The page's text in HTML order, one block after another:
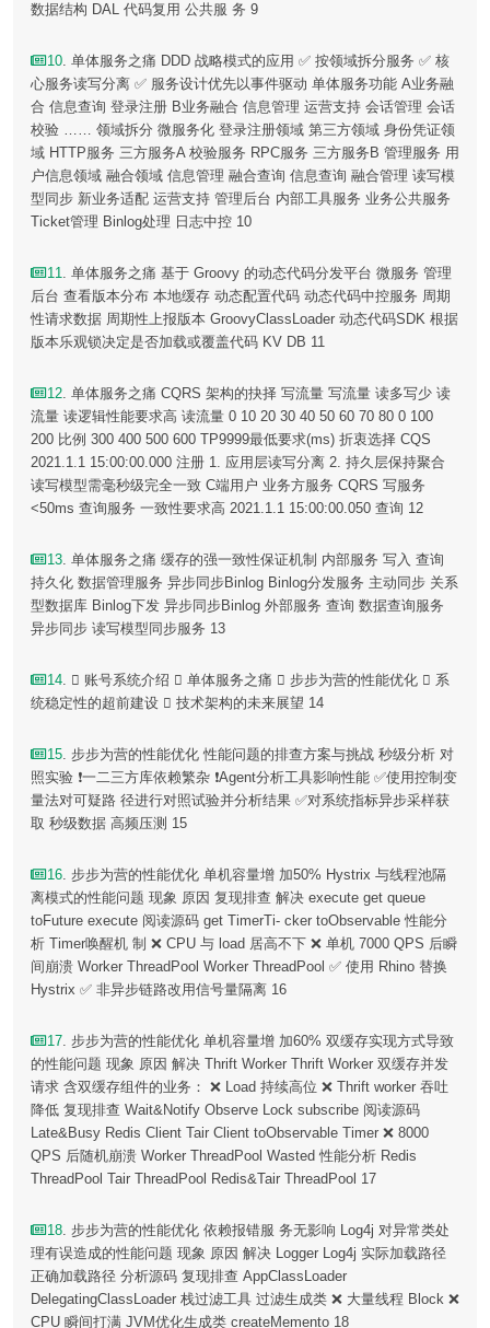
数据结构 DAL 代码复用 公共服 务 9
10. 单体服务之痛 DDD 战略模式的应用 ✅ 按领域拆分服务 ✅ 核
心服务读写分离 ✅ 服务设计优先以事件驱动 单体服务功能 A业务融
合 信息查询 登录注册 B业务融合 信息管理 运营支持 会话管理 会话
校验 …… 领域拆分 微服务化 登录注册领域 第三方领域 身份凭证领
域 HTTP服务 三方服务A 校验服务 RPC服务 三方服务B 管理服务 用
户信息领域 融合领域 信息管理 融合查询 信息查询 融合管理 读写模
型同步 新业务适配 运营支持 管理后台 内部工具服务 业务公共服务
Ticket管理 Binlog处理 日志中控 10
11. 单体服务之痛 基于 Groovy 的动态代码分发平台 微服务 管理
后台 查看版本分布 本地缓存 动态配置代码 动态代码中控服务 周期
性请求数据 周期性上报版本 GroovyClassLoader 动态代码SDK 根据
版本乐观锁决定是否加载或覆盖代码 KV DB 11
12. 单体服务之痛 CQRS 架构的抉择 写流量 写流量 读多写少 读
流量 读逻辑性能要求高 读流量 0 10 20 30 40 50 60 70 80 0 100
200 比例 300 400 500 600 TP9999最低要求(ms) 折衷选择 CQS
2021.1.1 15:00:00.000 注册 1. 应用层读写分离 2. 持久层保持聚合
读写模型需毫秒级完全一致 C端用户 业务方服务 CQRS 写服务
<50ms 查询服务 一致性要求高 2021.1.1 15:00:00.050 查询 12
13. 单体服务之痛 缓存的强一致性保证机制 内部服务 写入 查询
持久化 数据管理服务 异步同步Binlog Binlog分发服务 主动同步 关系
型数据库 Binlog下发 异步同步Binlog 外部服务 查询 数据查询服务
异步同步 读写模型同步服务 13
14.  账号系统介绍  单体服务之痛  步步为营的性能优化  系
统稳定性的超前建设  技术架构的未来展望 14
15. 步步为营的性能优化 性能问题的排查方案与挑战 秒级分析 对
照实验 ❗️一二三方库依赖繁杂 ❗️Agent分析工具影响性能 ✅使用控制变
量法对可疑路 径进行对照试验并分析结果 ✅对系统指标异步采样获
取 秒级数据 高频压测 15
16. 步步为营的性能优化 单机容量增 加50% Hystrix 与线程池隔
离模式的性能问题 现象 原因 复现排查 解决 execute get queue
toFuture execute 阅读源码 get TimerTi- cker toObservable 性能分
析 Timer唤醒机 制 ❌ CPU 与 load 居高不下 ❌ 单机 7000 QPS 后瞬
间崩溃 Worker ThreadPool Worker ThreadPool ✅ 使用 Rhino 替换
Hystrix ✅ 非异步链路改用信号量隔离 16
17. 步步为营的性能优化 单机容量增 加60% 双缓存实现方式导致
的性能问题 现象 原因 解决 Thrift Worker Thrift Worker 双缓存并发
请求 含双缓存组件的业务： ❌ Load 持续高位 ❌ Thrift worker 吞吐
降低 复现排查 Wait&Notify Observe Lock subscribe 阅读源码
Late&Busy Redis Client Tair Client toObservable Timer ❌ 8000
QPS 后随机崩溃 Worker ThreadPool Wasted 性能分析 Redis
ThreadPool Tair ThreadPool Redis&Tair ThreadPool 17
18. 步步为营的性能优化 依赖报错服 务无影响 Log4j 对异常类处
理有误造成的性能问题 现象 原因 解决 Logger Log4j 实际加载路径
正确加载路径 分析源码 复现排查 AppClassLoader
DelegatingClassLoader 栈过滤工具 过滤生成类 ❌ 大量线程 Block ❌
CPU 瞬间打满 JVM优化生成类 createMemento 18